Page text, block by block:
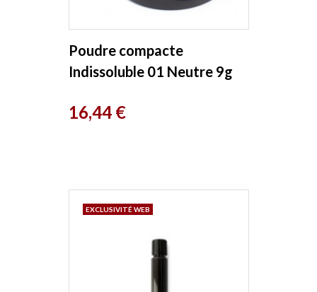
Poudre compacte
Indissoluble 01 Neutre 9g
Prix
16,44 €
EXCLUSIVITÉ WEB